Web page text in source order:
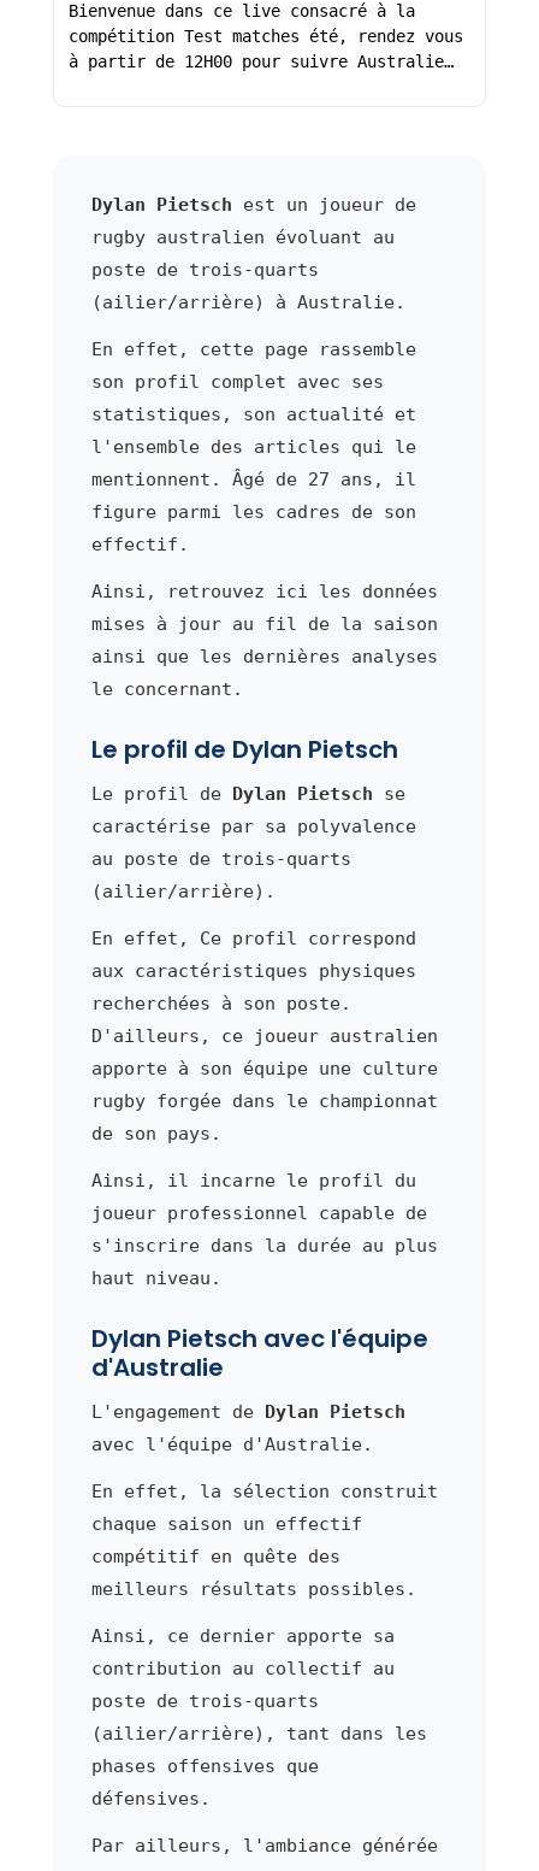
Bienvenue dans ce live consacré à la
compétition Test matches été, rendez vous
à partir de 12H00 pour suivre Australie…
Dylan Pietsch est un joueur de
rugby australien évoluant au
poste de trois-quarts
(ailier/arrière) à Australie.
En effet, cette page rassemble
son profil complet avec ses
statistiques, son actualité et
l'ensemble des articles qui le
mentionnent. Âgé de 27 ans, il
figure parmi les cadres de son
effectif.
Ainsi, retrouvez ici les données
mises à jour au fil de la saison
ainsi que les dernières analyses
le concernant.
Le profil de Dylan Pietsch
Le profil de Dylan Pietsch se
caractérise par sa polyvalence
au poste de trois-quarts
(ailier/arrière).
En effet, Ce profil correspond
aux caractéristiques physiques
recherchées à son poste.
D'ailleurs, ce joueur australien
apporte à son équipe une culture
rugby forgée dans le championnat
de son pays.
Ainsi, il incarne le profil du
joueur professionnel capable de
s'inscrire dans la durée au plus
haut niveau.
Dylan Pietsch avec l'équipe
d'Australie
L'engagement de Dylan Pietsch
avec l'équipe d'Australie.
En effet, la sélection construit
chaque saison un effectif
compétitif en quête des
meilleurs résultats possibles.
Ainsi, ce dernier apporte sa
contribution au collectif au
poste de trois-quarts
(ailier/arrière), tant dans les
phases offensives que
défensives.
Par ailleurs, l'ambiance générée